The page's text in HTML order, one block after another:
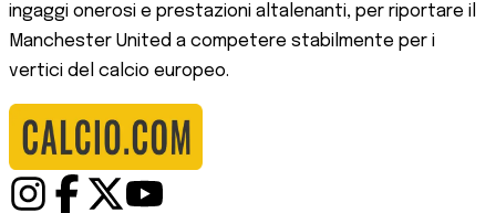
ingaggi onerosi e prestazioni altalenanti, per riportare il
Manchester United a competere stabilmente per i
vertici del calcio europeo.